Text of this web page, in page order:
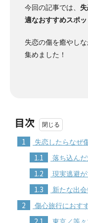
今回の記事では、
適なおすすめスポ
失恋の傷を癒やし
集めました！
目次
1 失恋したらなぜ
1.1 落ち込ん
1.2 現実逃避が
1.3 新たな出
2 傷心旅行におす
2.1 東京／等